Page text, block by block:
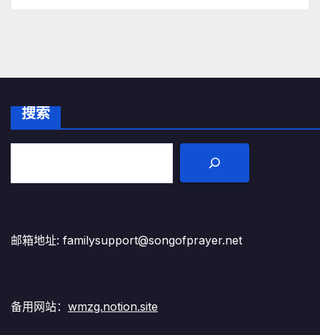
搜索
邮箱地址: familysupport@songofprayer.net
备用网站： wmzg.notion.site